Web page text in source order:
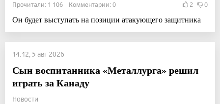
Прочитали: 1 106 Комментарии: 0 2 0
Он будет выступать на позиции атакующего защитника
14:12, 5 авг 2026
Сын воспитанника «Металлурга» решил
играть за Канаду
Новости